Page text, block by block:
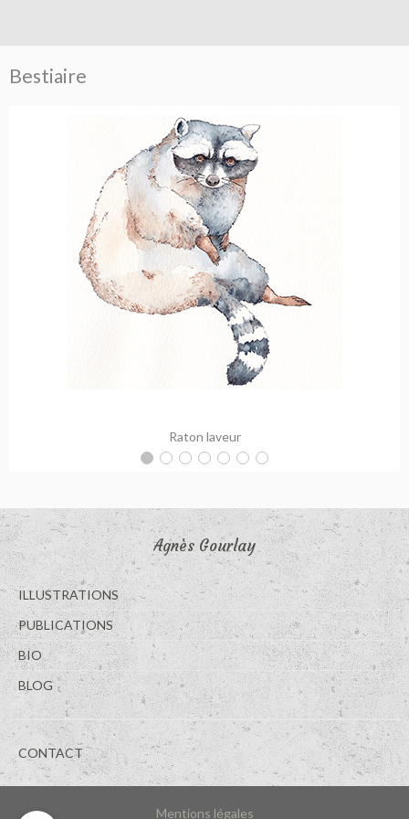
Bestiaire
Raton laveur
Agnès Gourlay
ILLUSTRATIONS
PUBLICATIONS
BIO
BLOG
CONTACT
Mentions légales